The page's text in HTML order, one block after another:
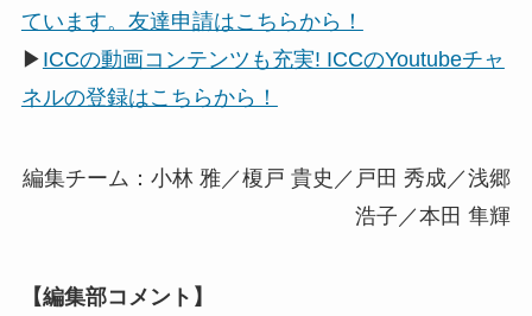
ています。友達申請はこちらから！
▶ ICCの動画コンテンツも充実! ICCのYoutubeチャ
ネルの登録はこちらから！
編集チーム：小林 雅／榎戸 貴史／戸田 秀成／浅郷
浩子／本田 隼輝
【編集部コメント】